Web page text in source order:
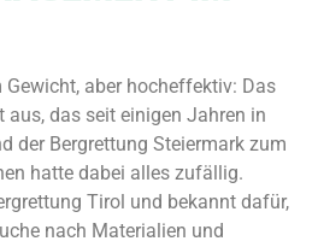
Gewicht, aber hocheffektiv: Das
aus, das seit einigen Jahren in
der Bergrettung Steiermark zum
hatte dabei alles zufällig.
Tirol und bekannt dafür,
nach Materialien und